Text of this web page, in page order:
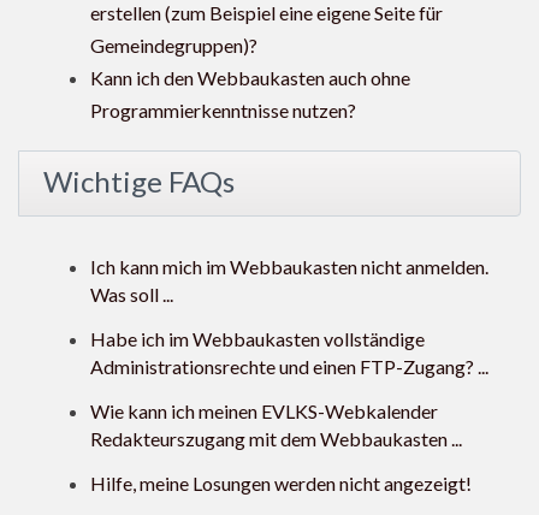
erstellen (zum Beispiel eine eigene Seite für
Gemeindegruppen)?
Kann ich den Webbaukasten auch ohne
Programmierkenntnisse nutzen?
Wichtige FAQs
Ich kann mich im Webbaukasten nicht anmelden.
Was soll ...
Habe ich im Webbaukasten vollständige
Administrationsrechte und einen FTP-Zugang? ...
Wie kann ich meinen EVLKS-Webkalender
Redakteurszugang mit dem Webbaukasten ...
Hilfe, meine Losungen werden nicht angezeigt!